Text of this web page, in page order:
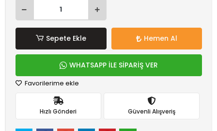
Sepete Ekle Hemen Al
WHATSAPP İLE SİPARİŞ VER
Favorilerime ekle
Hızlı Gönderi Güvenli Alışveriş